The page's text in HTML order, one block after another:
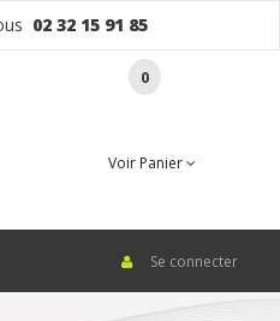
02 32 15 91 85
0
Voir Panier
Se connecter